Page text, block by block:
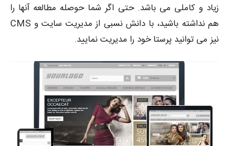
زیاد و کاملی می باشد. حتی اگر شما حوصله مطالعه آنها را
هم نداشته باشید، با دانش نسبی از مدیریت سایت و CMS
نیز می توانید پرستا خود را مدیریت نمایید.